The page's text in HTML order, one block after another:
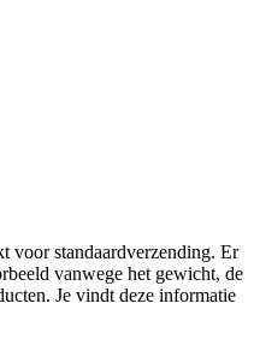
voor standaardverzending. Er
vanwege het gewicht, de
Je vindt deze informatie